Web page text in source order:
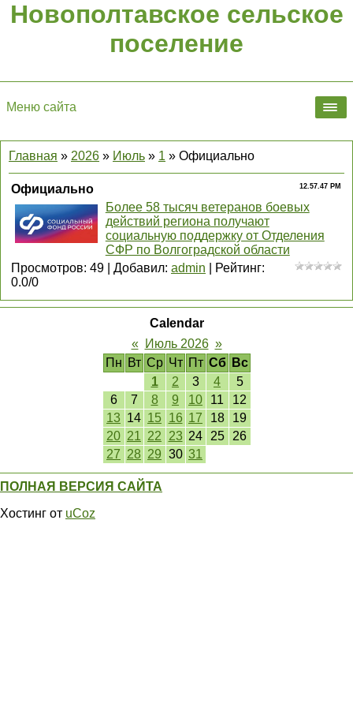
Новополтавское сельское
поселение
Меню сайта
Главная » 2026 » Июль » 1 » Официально
12.57.47 PM
Официально
Более 58 тысяч ветеранов боевых
действий региона получают
социальную поддержку от Отделения
СФР по Волгоградской области
Просмотров: 49 Добавил: admin Рейтинг:
0.0/0
Calendar
«
Июль 2026 »
Пн Вт Ср Чт Пт Сб
Вс
1
2 3 4
5
6
7 8 9 10 11
12
13 14 15 16 17 18
19
20 21 22 23 24 25
26
27 28 29 30 31
ПОЛНАЯ ВЕРСИЯ САЙТА
Хостинг от uCoz